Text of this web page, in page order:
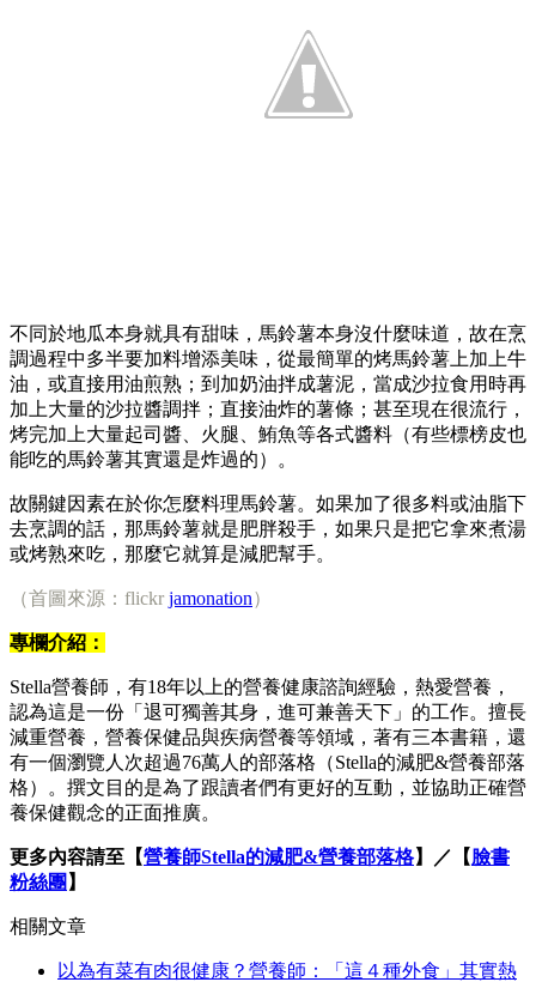
不同於地瓜本身就具有甜味，馬鈴薯本身沒什麼味道，故在烹
調過程中多半要加料增添美味，從最簡單的烤馬鈴薯上加上牛
油，或直接用油煎熟；到加奶油拌成薯泥，當成沙拉食用時再
加上大量的沙拉醬調拌；直接油炸的薯條；甚至現在很流行，
烤完加上大量起司醬、火腿、鮪魚等各式醬料（有些標榜皮也
能吃的馬鈴薯其實還是炸過的）。
故關鍵因素在於你怎麼料理馬鈴薯。如果加了很多料或油脂下
去烹調的話，那馬鈴薯就是肥胖殺手，如果只是把它拿來煮湯
或烤熟來吃，那麼它就算是減肥幫手。
（首圖來源：flickr jamonation）
專欄介紹：
Stella營養師，有18年以上的營養健康諮詢經驗，熱愛營養，
認為這是一份「退可獨善其身，進可兼善天下」的工作。擅長
減重營養，營養保健品與疾病營養等領域，著有三本書籍，還
有一個瀏覽人次超過76萬人的部落格（Stella的減肥&營養部落
格）。撰文目的是為了跟讀者們有更好的互動，並協助正確營
養保健觀念的正面推廣。
更多內容請至【營養師Stella的減肥&營養部落格】／【臉書
粉絲團 】
相關文章
以為有菜有肉很健康？營養師：「這４種外食」其實熱